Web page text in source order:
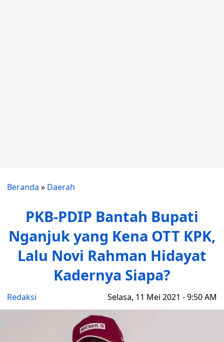
Beranda » Daerah
PKB-PDIP Bantah Bupati
Nganjuk yang Kena OTT KPK,
Lalu Novi Rahman Hidayat
Kadernya Siapa?
Redaksi Selasa, 11 Mei 2021 - 9:50 AM